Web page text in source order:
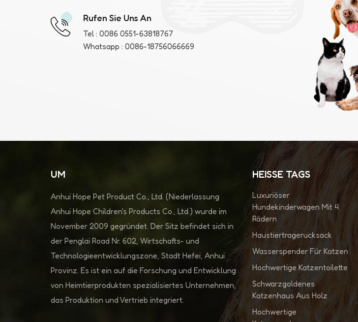
Rufen Sie Uns An
Tel :0086 0551-63818767
Whatsapp :0086-18756066669
UM
Anhui Hope Pet Product Co., Ltd. (Niederlassung
Anhui Hope Children's Products Co., Ltd.) wurde im
November 2009 gegründet. Der Sitz befindet sich in
der Penglai Road Nr. 602, Wirtschafts- und
Technologieentwicklungszone, Stadt Hefei, Anhui
Provinz. Es ist ein auf die Forschung und Entwicklung
von Heimtierprodukten spezialisiertes Unternehmen,
das Produktion und Vertrieb integriert.
HEISSE TAGS
Luxuriöser
Hundekinderwagen Mit 4
Rädern
Haustiertragerucksack
Wasserspender Für Katzen
Hochwertige Katzentoilette
Schwarzgoldenes
Katzenhaus Aus Holz
Hochwertige